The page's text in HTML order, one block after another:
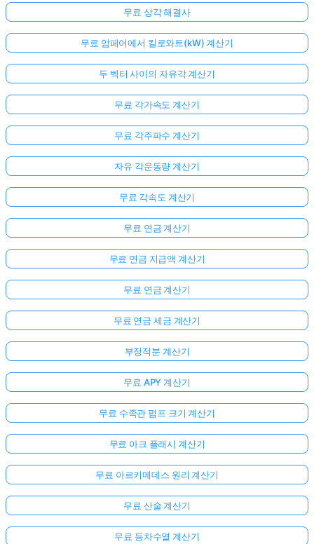
무료 상각 해결사
무료 암페어에서 킬로와트(kW) 계산기
두 벡터 사이의 자유각 계산기
무료 각가속도 계산기
무료 각주파수 계산기
자유 각운동량 계산기
무료 각속도 계산기
무료 연금 계산기
무료 연금 지급액 계산기
무료 연금 계산기
무료 연금 세금 계산기
부정적분 계산기
무료 APY 계산기
무료 수족관 펌프 크기 계산기
무료 아크 플래시 계산기
무료 아르키메데스 원리 계산기
무료 산술 계산기
무료 등차수열 계산기